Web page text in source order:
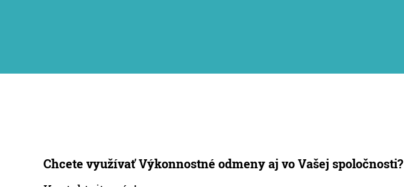
Chcete využívať Výkonnostné odmeny aj vo Vašej spoločnosti?